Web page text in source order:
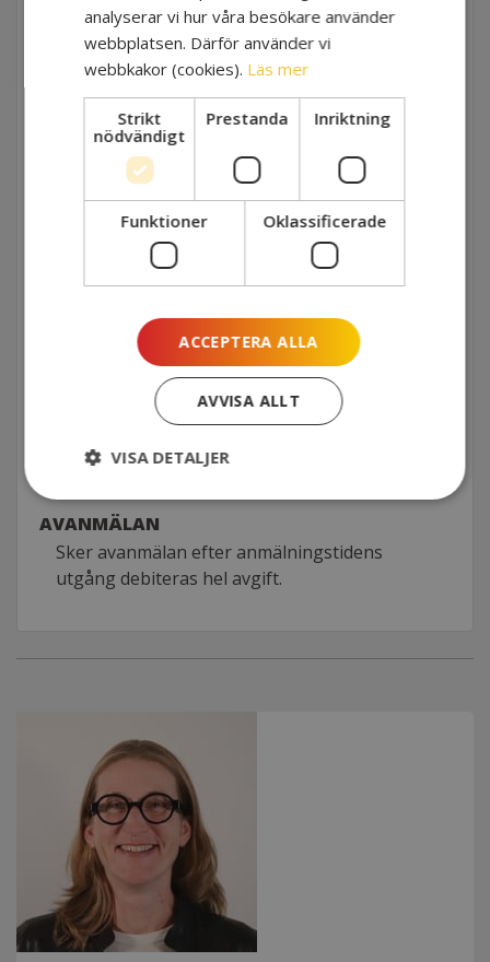
2022-08-30 10:00 - 12:00
Centrala Malmö och digitalt. Plats och länk
Skolledare, utvecklingsledare, lektorer,
skolpolitiker m.fl. ledande befattningar inom
MEDVERKANDE
Fil. dr Anette Jahnke
SISTA ANMÄLNINGSDATUM
AVANMÄLAN
Sker avanmälan efter anmälningstidens
utgång debiteras hel avgift.
analyserar vi hur våra besökare använder
webbplatsen. Därför använder vi
webbkakor (cookies). Läs mer
Strikt
nödvändigt
Prestanda Inriktning
Funktioner Oklassificerade
ACCEPTERA ALLA
AVVISA ALLT
VISA DETALJER